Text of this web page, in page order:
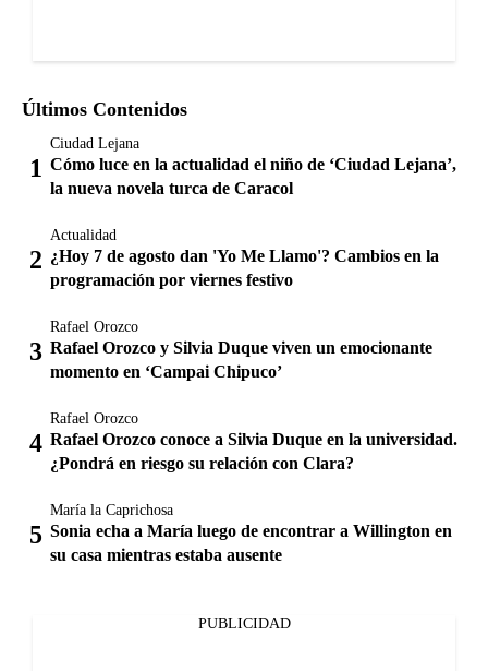
Últimos Contenidos
Ciudad Lejana
Cómo luce en la actualidad el niño de ‘Ciudad Lejana’,
la nueva novela turca de Caracol
Actualidad
¿Hoy 7 de agosto dan 'Yo Me Llamo'? Cambios en la
programación por viernes festivo
Rafael Orozco
Rafael Orozco y Silvia Duque viven un emocionante
momento en ‘Campai Chipuco’
Rafael Orozco
Rafael Orozco conoce a Silvia Duque en la universidad.
¿Pondrá en riesgo su relación con Clara?
María la Caprichosa
Sonia echa a María luego de encontrar a Willington en
su casa mientras estaba ausente
PUBLICIDAD